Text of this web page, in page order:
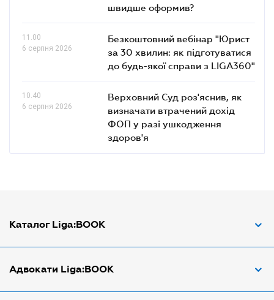
швидше оформив?
11.00
6 серпня 2026
Безкоштовний вебінар "Юрист
за 30 хвилин: як підготуватися
до будь-якої справи з LIGA360"
10.40
6 серпня 2026
Верховний Суд роз'яснив, як
визначати втрачений дохід
ФОП у разі ушкодження
здоров'я
Каталог Liga:BOOK
Адвокат по ДТП
Адвокати Liga:BOOK